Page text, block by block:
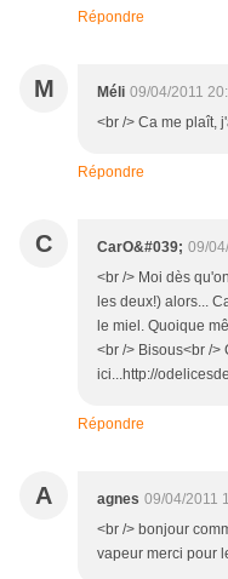
Répondre
M Méli 09/04/2011
<br /> Ca me plaît,
Répondre
C CarO&#039; 09/
<br /> Moi dès
les deux!) alors...
le miel. Quoique
<br /> Bisous<br />
ici...http://
Répondre
A agnes 09/04/2011
<br /> bonjour
vapeur merci pour